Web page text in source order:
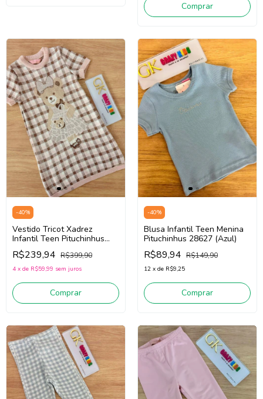
Comprar
-40%
Vestido Tricot Xadrez
Infantil Teen Pituchinhus
30203 (Marrom/Off White)
R$239,94 R$399,90
4 x de R$59,99 sem juros
Comprar
-40%
Blusa Infantil Teen Menina
Pituchinhus 28627 (Azul)
R$89,94 R$149,90
12 x de R$9,25
Comprar